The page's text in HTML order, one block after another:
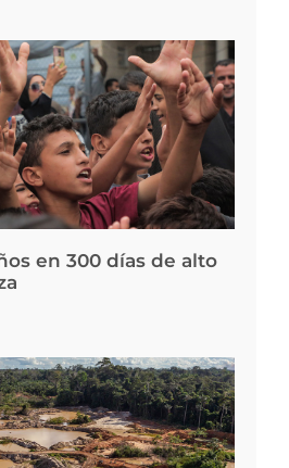
en 300 días de alto